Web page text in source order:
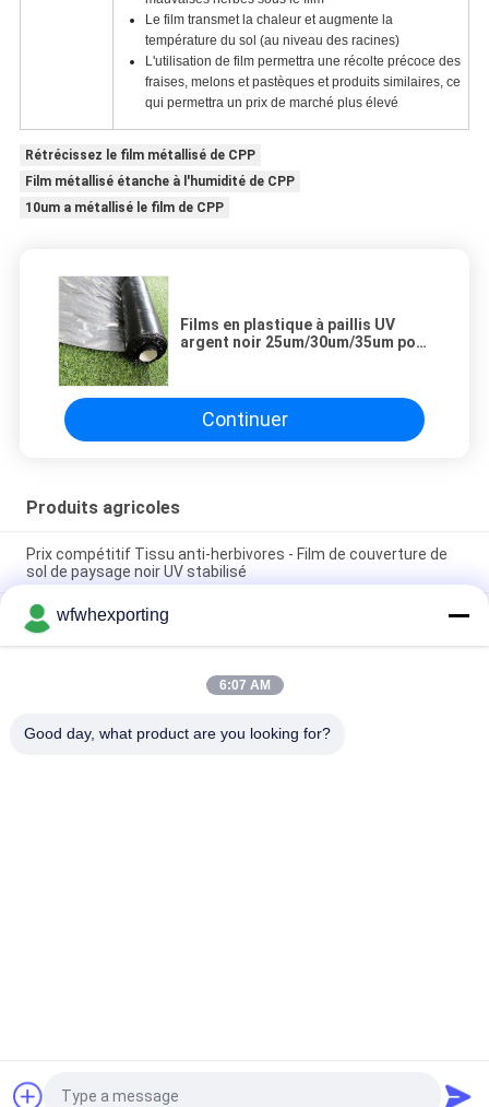
Le film transmet la chaleur et augmente la
température du sol (au niveau des racines)
L'utilisation de film permettra une récolte précoce des
fraises, melons et pastèques et produits similaires, ce
qui permettra un prix de marché plus élevé
Rétrécissez le film métallisé de CPP
Film métallisé étanche à l'humidité de CPP
10um a métallisé le film de CPP
Films en plastique à paillis UV
argent noir 25um/30um/35um pour
Continuer
Produits agricoles
Prix compétitif Tissu anti-herbivores - Film de couverture de
sol de paysage noir UV stabilisé
Tissu barrière contre les mauvaises herbes Tissu de lutte
contre les mauvaises herbes Tissu de piquetage Tissu de
paysage
Protection d'élevage de fruit du Vietnam enveloppant le sac
wfwhexporting
6:07 AM
Good day, what product are you looking for?